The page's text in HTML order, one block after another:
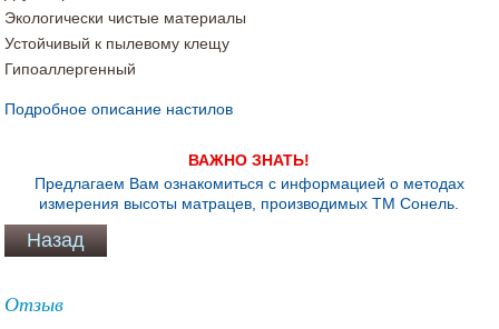
Экологически чистые материалы
Устойчивый к пылевому клещу
Гипоаллергенный
Подробное описание настилов
ВАЖНО ЗНАТЬ!
Предлагаем Вам ознакомиться с информацией о методах
измерения высоты матрацев, производимых ТМ Сонель.
Отзыв